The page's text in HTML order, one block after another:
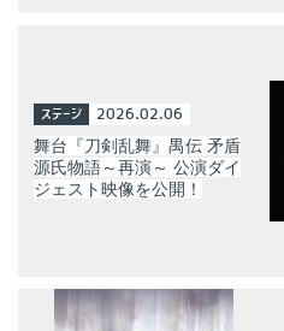
ステージ 2026.02.06
舞台『刀剣乱舞』禺伝 矛盾
源氏物語～再演～ 公演ダイ
ジェスト映像を公開！